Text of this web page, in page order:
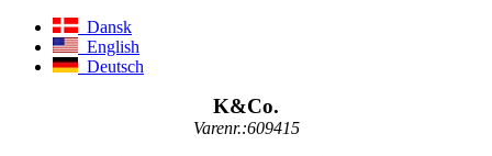
Dansk
English
Deutsch
K&Co.
Varenr.:609415